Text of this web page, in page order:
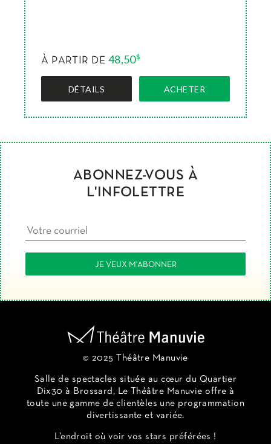
À PARTIR DE 48,50$
DÉTAILS ACHETER
ABONNEZ-VOUS À
L'INFOLETTRE
© 2025 Théâtre Manuvie
Salle de spectacles située au cœur du Quartier
Dix30 à Brossard, Le Théâtre Manuvie offre à
toute une gamme de clientèles une programmation
divertissante et variée.
L’endroit où voir vos stars préférées !